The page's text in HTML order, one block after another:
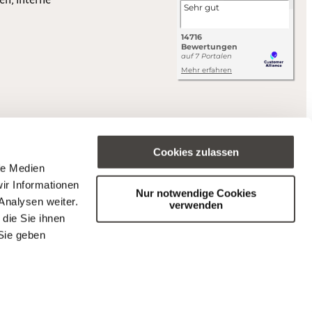
Medien
Informationen
weiter.
Sie ihnen
geben
Cookies zulassen
Nur notwendige Cookies
verwenden